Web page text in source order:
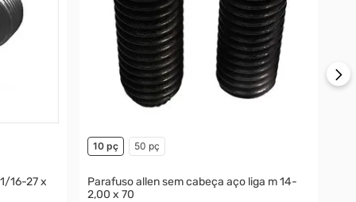
16-27 x
10 pç 50 pç
Parafuso allen sem cabeça aço liga m 14-
2,00 x 70